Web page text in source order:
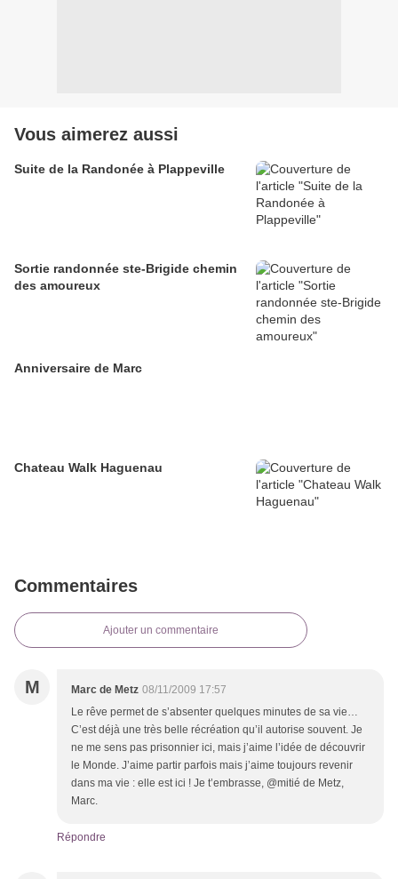
Vous aimerez aussi
Suite de la Randonée à Plappeville
Sortie randonnée ste-Brigide chemin
des amoureux
Anniversaire de Marc
Chateau Walk Haguenau
Commentaires
Ajouter un commentaire
M Marc de Metz 08/11/2009 17:57
Le rêve permet de s’absenter quelques minutes de sa vie…
C’est déjà une très belle récréation qu’il autorise souvent. Je
ne me sens pas prisonnier ici, mais j’aime l’idée de découvrir
le Monde. J’aime partir parfois mais j’aime toujours revenir
dans ma vie : elle est ici ! Je t’embrasse, @mitié de Metz,
Marc.
Répondre